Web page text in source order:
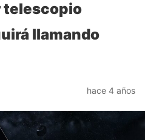
telescopio
llamando
hace 4 años